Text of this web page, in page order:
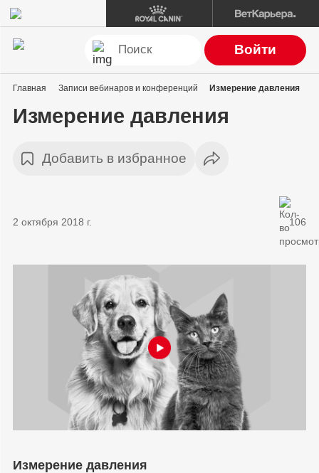
Войти
Главная Записи вебинаров и конференций Измерение давления
Измерение давления
Добавить в избранное
2 октября 2018 г. 106
Измерение давления